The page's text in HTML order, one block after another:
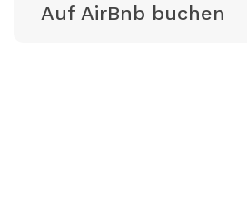
Auf AirBnb buchen